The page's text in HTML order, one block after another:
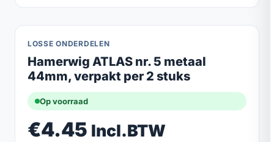
LOSSE ONDERDELEN
Hamerwig ATLAS nr. 5 metaal
44mm, verpakt per 2 stuks
Op voorraad
€4.45 Incl.BTW